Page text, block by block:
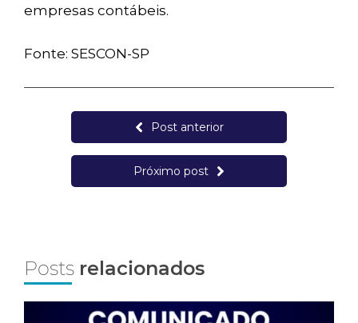
empresas contábeis.
Fonte: SESCON-SP
Post anterior
Próximo post
Posts relacionados